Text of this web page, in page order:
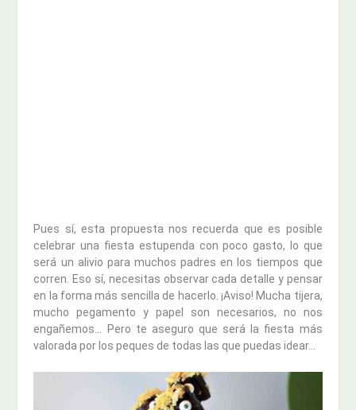
Pues sí, esta propuesta nos recuerda que es posible
celebrar una fiesta estupenda con poco gasto, lo que
será un alivio para muchos padres en los tiempos que
corren. Eso sí, necesitas observar cada detalle y pensar
en la forma más sencilla de hacerlo. ¡Aviso! Mucha tijera,
mucho pegamento y papel son necesarios, no nos
engañemos… Pero te aseguro que será la fiesta más
valorada por los peques de todas las que puedas idear…